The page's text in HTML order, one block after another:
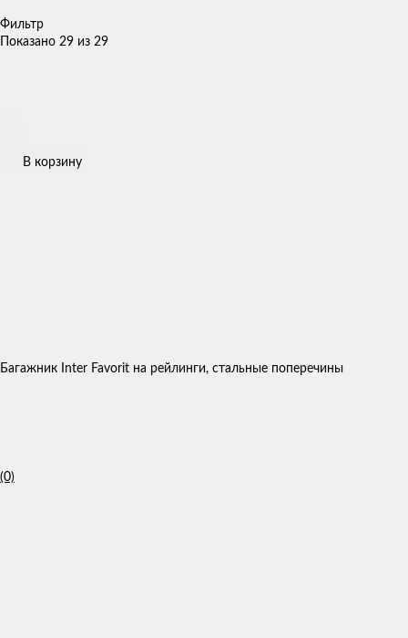
Фильтр
Показано 29 из 29
В корзину
Багажник Inter Favorit на рейлинги, стальные поперечины
(0)